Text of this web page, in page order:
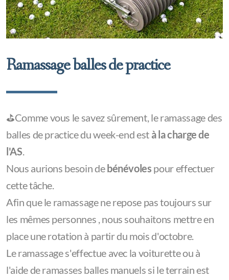
Ramassage balles de practice
⛳️Comme vous le savez sûrement, le ramassage des
balles de practice du week-end est à la charge de
l'AS.
Nous aurions besoin debénévoles pour effectuer
cette tâche.
Afin que le ramassage ne repose pas toujours sur
les mêmes personnes , nous souhaitons mettre en
place une rotation à partir du mois d'octobre.
Le ramassage s'effectue avec la voiturette ou à
l'aide de ramasses balles manuels si le terrain est